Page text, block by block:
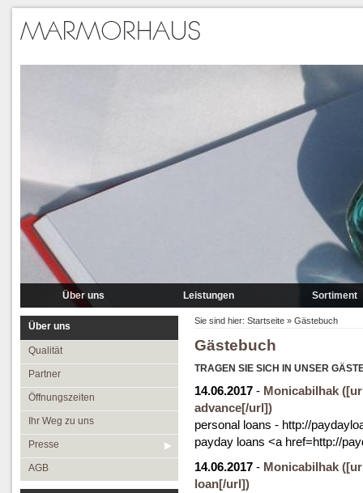
Über uns
Partner
Ihr Weg zu uns
Presse
Leistungen
Lieferung
Verlegung
Sortiment
Marmor
Granit R-Z
Mosaik
Leisten
Medallions
Über uns
Qualität
Partner
Öffnungszeiten
Ihr Weg zu uns
Presse
AGB
Sie sind hier: Startseite » Gästebuch
Gästebuch
TRAGEN SIE SICH IN UNSER
14.06.2017 - Monicabilhak
advance[/url])
personal loans - http://
payday loans <a href=http://
14.06.2017 - Monicabilhak
loan[/url])